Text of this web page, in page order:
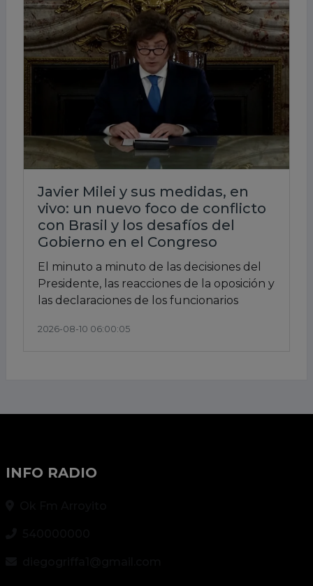
Javier Milei y sus medidas, en
vivo: un nuevo foco de conflicto
con Brasil y los desafíos del
Gobierno en el Congreso
El minuto a minuto de las decisiones del
Presidente, las reacciones de la oposición y
las declaraciones de los funcionarios
2026-08-10 06:00:05
INFO RADIO